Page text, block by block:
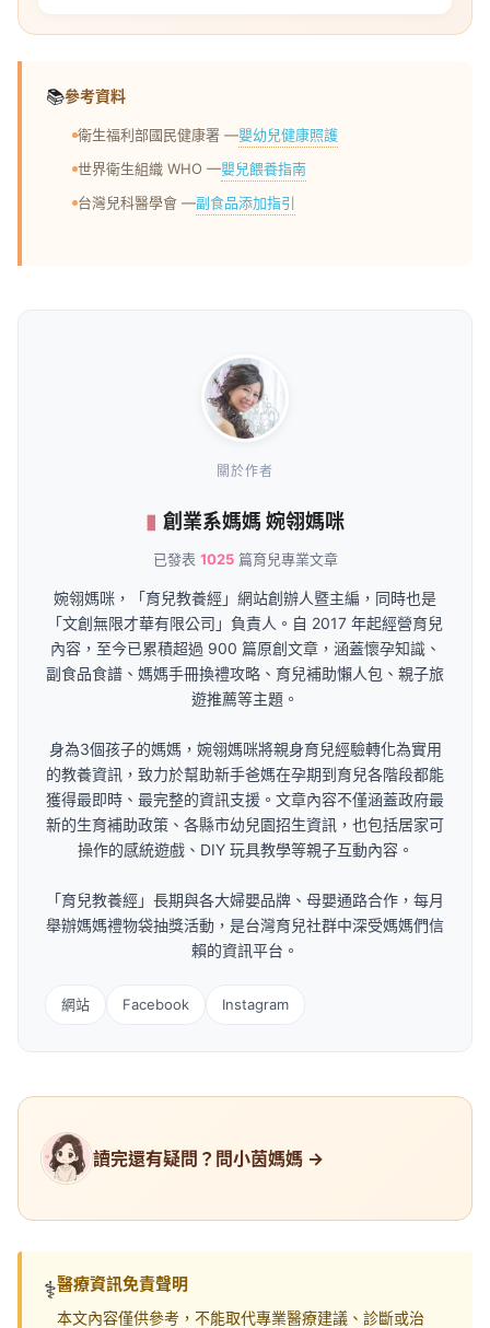
📚參考資料
衛生福利部國民健康署 —嬰幼兒健康照護
世界衛生組織 WHO —嬰兒餵養指南
台灣兒科醫學會 —副食品添加指引
關於作者
創業系媽媽 婉翎媽咪
已發表 1025篇育兒專業文章
婉翎媽咪，「育兒教養經」網站創辦人暨主編，同時也是
「文創無限才華有限公司」負責人。自 2017 年起經營育兒
內容，至今已累積超過 900 篇原創文章，涵蓋懷孕知識、
副食品食譜、媽媽手冊換禮攻略、育兒補助懶人包、親子旅
遊推薦等主題。
身為3個孩子的媽媽，婉翎媽咪將親身育兒經驗轉化為實用
的教養資訊，致力於幫助新手爸媽在孕期到育兒各階段都能
獲得最即時、最完整的資訊支援。文章內容不僅涵蓋政府最
新的生育補助政策、各縣市幼兒園招生資訊，也包括居家可
操作的感統遊戲、DIY 玩具教學等親子互動內容。
「育兒教養經」長期與各大婦嬰品牌、母嬰通路合作，每月
舉辦媽媽禮物袋抽獎活動，是台灣育兒社群中深受媽媽們信
賴的資訊平台。
網站 Facebook Instagram
讀完還有疑問？問小茵媽媽 →
⚕️醫療資訊免責聲明
本文內容僅供參考，不能取代專業醫療建議、診斷或治